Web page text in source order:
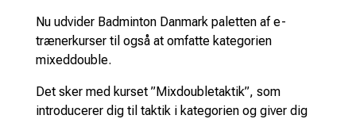
Nu udvider Badminton Danmark paletten af e-
trænerkurser til også at omfatte kategorien
mixeddouble.
Det sker med kurset ”Mixdoubletaktik”, som
introducerer dig til taktik i kategorien og giver dig